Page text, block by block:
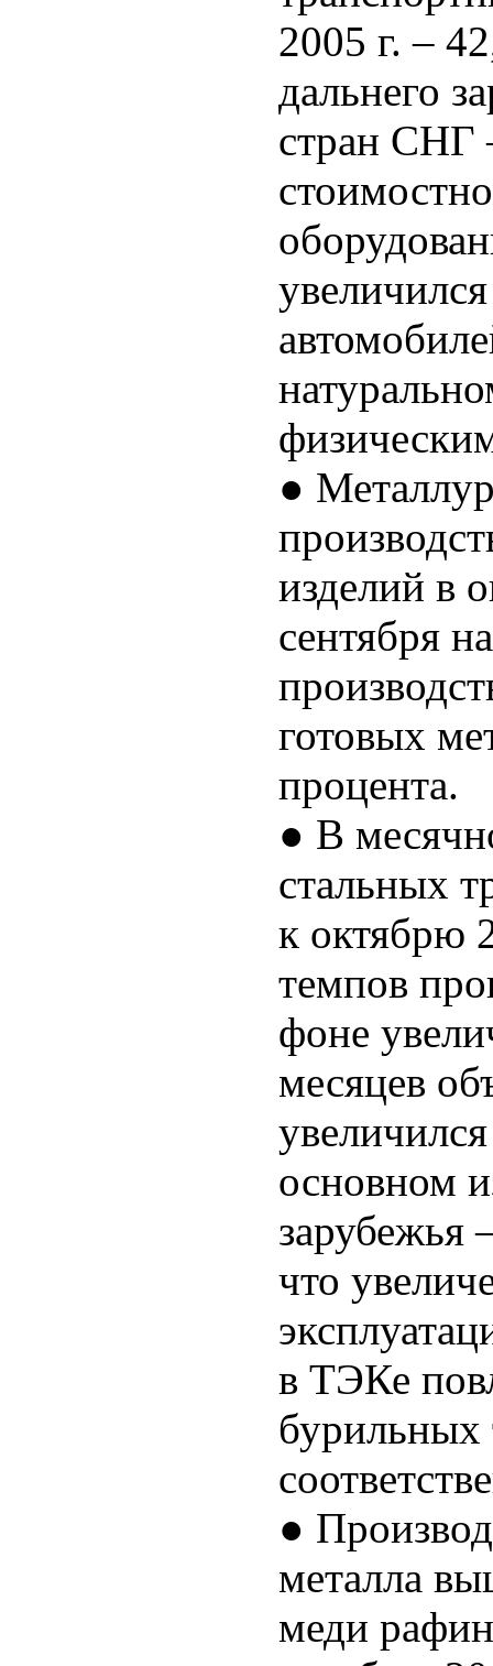
2005 г. –
дальнего
стран СНГ
●
изделий в
сентября
готовых
процента.
● В
стальных
к октябрю
темпов
фоне
месяцев
основном
зарубежья
что
в ТЭКе
бурильных
●
металла
меди